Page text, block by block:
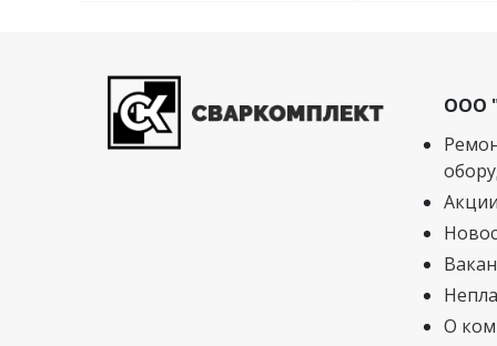
ООО
О